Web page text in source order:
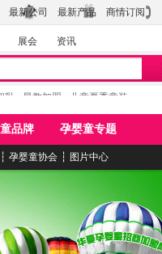
最新公司 最新产品 商情订阅
展会 资讯
乳 早教加盟 儿童夏季童装
品牌 孕婴童专题
┆ 孕婴童协会 ┆ 图片中心